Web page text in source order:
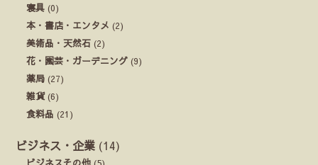
寝具 (0)
本・書店・エンタメ (2)
美術品・天然石 (2)
花・園芸・ガーデニング (9)
薬局 (27)
雑貨(6)
食料品 (21)
ビジネス・企業 (14)
ビジネスその他 (5)